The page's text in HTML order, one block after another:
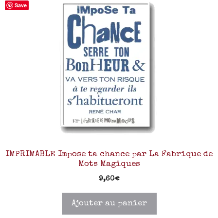
Save
IMPRIMABLE Impose ta chance par La Fabrique de
Mots Magiques
9,60€
Ajouter au panier